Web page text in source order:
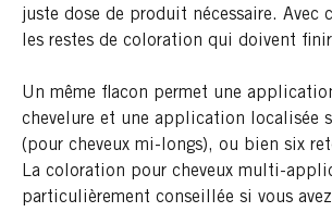
juste dose de produit nécessaire. Avec
les restes de coloration qui doivent
Un même flacon permet une
chevelure et une application localisée
(pour cheveux mi-longs), ou bien six
La coloration pour cheveux multi-
particulièrement conseillée si vous